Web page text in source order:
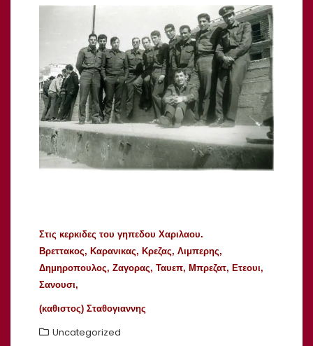
Στις κερκιδες του γηπεδου Χαριλαου.
Βρεττακος, Καρανικας, Κρεζας, Λιμπερης,
Δημηροπουλος, Ζαγορας, Ταυεπ, Μπρεζατ, Ετεουι,
Σανουσι,
(καθιστος) Σταθογιαννης
Uncategorized